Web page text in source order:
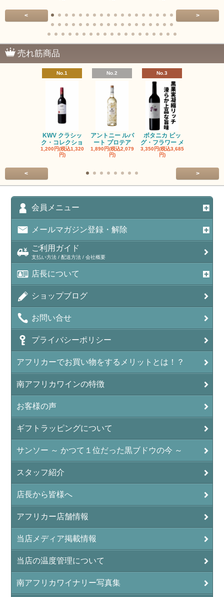
< >
売れ筋商品
No.1
KWV クラシッ
ク・コレクショ
1,200円(税込1,320
円)
No.2
アントニー ルパ
ート プロテア
1,890円(税込2,079
円)
No.3
ボタニカ ビッ
グ・フラワー メ
3,350円(税込3,685
円)
< >
会員メニュー
メールマガジン登録・解除
ご利用ガイド
支払い方法 / 配送方法 / 会社概要
店長について
ショップブログ
お問い合せ
プライバシーポリシー
アフリカーでお買い物をするメリットとは！？
南アフリカワインの特徴
お客様の声
ギフトラッピングについて
サンソー ～ かつて１位だった黒ブドウの今 ～
スタッフ紹介
店長から皆様へ
アフリカー店舗情報
当店メディア掲載情報
当店の温度管理について
南アフリカワイナリー写真集